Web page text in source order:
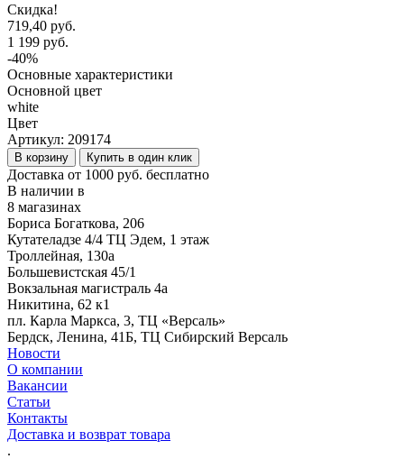
Скидка!
719,40 руб.
1 199 руб.
-40%
Основные характеристики
Основной цвет
white
Цвет
Артикул: 209174
В корзину Купить в один клик
Доставка от 1000 руб. бесплатно
В наличии в
8 магазинах
Бориса Богаткова, 206
Кутателадзе 4/4 ТЦ Эдем, 1 этаж
Троллейная, 130а
Большевистская 45/1
Вокзальная магистраль 4а
Никитина, 62 к1
пл. Карла Маркса, 3, ТЦ «Версаль»
Бердск, Ленина, 41Б, ТЦ Сибирский Версаль
Новости
О компании
Вакансии
Статьи
Контакты
Доставка и возврат товара
.